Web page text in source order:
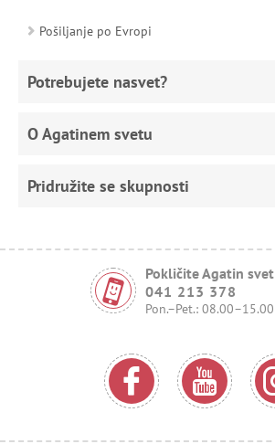
Pošiljanje po Evropi
Potrebujete nasvet?
O Agatinem svetu
Pridružite se skupnosti
Pokličite Agatin svet
041 213 378
Pon.–Pet.: 08.00–15.00